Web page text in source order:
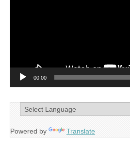
00:00
Powered by Translate